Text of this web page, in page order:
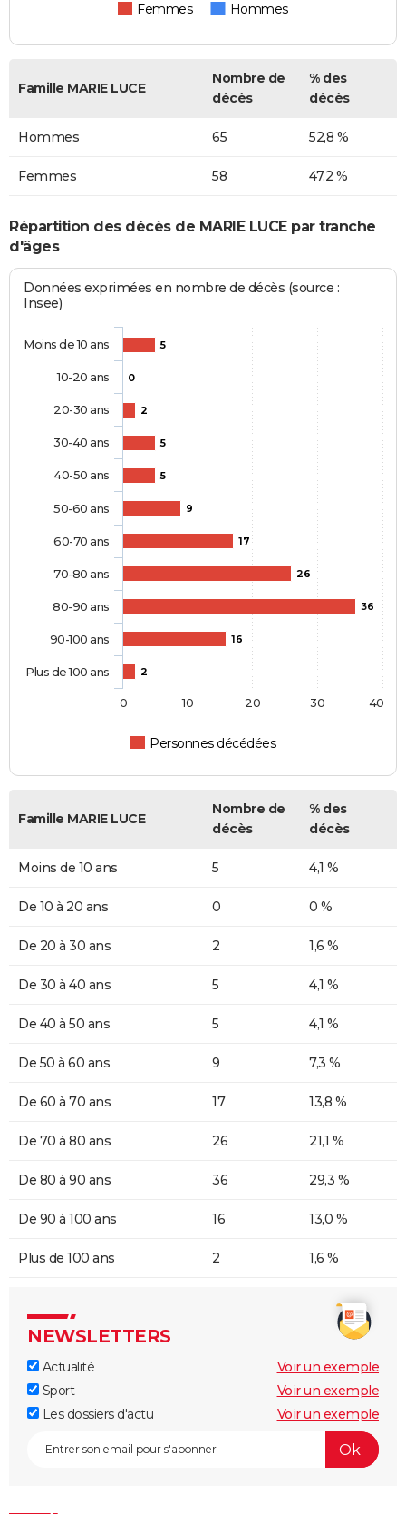
Femmes Hommes
Famille MARIE LUCE
Nombre de
décès
% des
décès
Hommes 65 52,8 %
Femmes 58 47,2 %
Répartition des décès de MARIE LUCE par tranche
d'âges
Données exprimées en nombre de décès (source :
Insee)
5
0
2
5
5
9
17
26
36
16
2
Personnes décédées
Moins de 10 ans
10-20 ans
20-30 ans
30-40 ans
40-50 ans
50-60 ans
60-70 ans
70-80 ans
80-90 ans
90-100 ans
Plus de 100 ans
0 10 20 30 40
Famille MARIE LUCE
Nombre de
décès
% des
décès
Moins de 10 ans 5 4,1 %
De 10 à 20 ans 0 0 %
De 20 à 30 ans 2 1,6 %
De 30 à 40 ans 5 4,1 %
De 40 à 50 ans 5 4,1 %
De 50 à 60 ans 9 7,3 %
De 60 à 70 ans 17 13,8 %
De 70 à 80 ans 26 21,1 %
De 80 à 90 ans 36 29,3 %
De 90 à 100 ans 16 13,0 %
Plus de 100 ans 2 1,6 %
NEWSLETTERS
Actualité
Voir un exemple
Sport
Voir un exemple
Les dossiers d'actu
Voir un exemple